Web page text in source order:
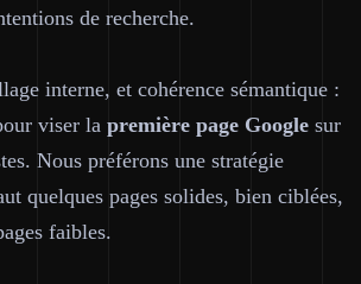
de recherche.
interne, et cohérence sémantique :
viser la première page Google sur
Nous préférons une stratégie
quelques pages solides, bien ciblées,
faibles.